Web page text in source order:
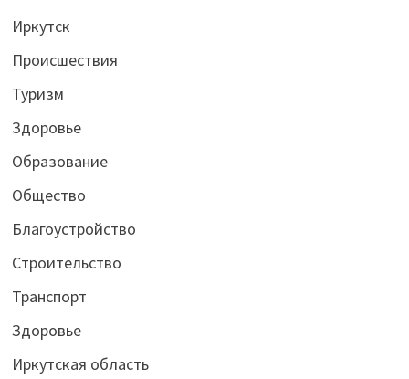
Иркутск
Происшествия
Туризм
Здоровье
Образование
Общество
Благоустройство
Строительство
Транспорт
Здоровье
Иркутская область